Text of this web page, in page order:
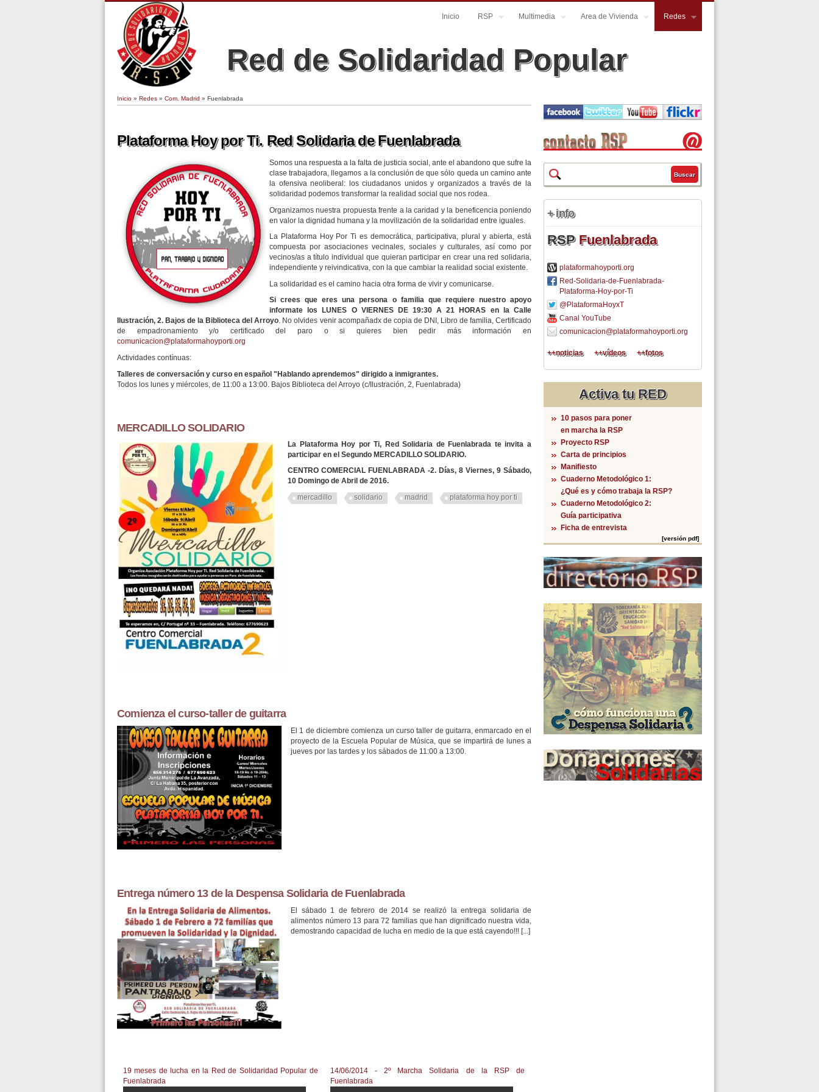
Red de Solidaridad Popular
Inicio RSP Multimedia Area de Vivienda Redes
Se encuentra usted aquí
Inicio » Redes » Com. Madrid » Fuenlabrada
Plataforma Hoy por Ti. Red Solidaria de Fuenlabrada
Somos una respuesta a la falta de justicia social, ante el abandono que sufre la
clase trabajadora, llegamos a la conclusión de que sólo queda un camino ante
la ofensiva neoliberal: los ciudadanos unidos y organizados a través de la
solidaridad podemos transformar la realidad social que nos rodea.
Organizamos nuestra propuesta frente a la caridad y la beneficencia poniendo
en valor la dignidad humana y la movilización de la solidaridad entre iguales.
La Plataforma Hoy Por Ti es democrática, participativa, plural y abierta, está
compuesta por asociaciones vecinales, sociales y culturales, así como por
vecinos/as a título individual que quieran participar en crear una red solidaria,
independiente y reivindicativa, con la que cambiar la realidad social existente.
La solidaridad es el camino hacia otra forma de vivir y comunicarse.
Si crees que eres una persona o familia que requiere nuestro apoyo
informate los LUNES O VIERNES DE 19:30 A 21 HORAS en la Calle
Ilustración, 2. Bajos de la Biblioteca del Arroyo. No olvides venir acompañadx de copia de DNI, Libro de familia, Certificado
de empadronamiento y/o certificado del paro o si quieres bien pedir más información en
comunicacion@plataformahoyporti.org
Actividades contínuas:
Talleres de conversación y curso en español "Hablando aprendemos" dirigido a inmigrantes.
Todos los lunes y miércoles, de 11:00 a 13:00. Bajos Biblioteca del Arroyo (c/Ilustración, 2, Fuenlabrada)
MERCADILLO SOLIDARIO
La Plataforma Hoy por Ti, Red Solidaria de Fuenlabrada te invita a
participar en el Segundo MERCADILLO SOLIDARIO.
CENTRO COMERCIAL FUENLABRADA -2. Días, 8 Viernes, 9 Sábado,
10 Domingo de Abril de 2016.
mercadillo
solidario madrid plataforma hoy por ti
Comienza el curso-taller de guitarra
El 1 de diciembre comienza un curso taller de guitarra, enmarcado en el
proyecto de la Escuela Popular de Música, que se impartirá de lunes a
jueves por las tardes y los sábados de 11:00 a 13:00.
Entrega número 13 de la Despensa Solidaria de Fuenlabrada
El sábado 1 de febrero de 2014 se realizó la entrega solidaria de
alimentos número 13 para 72 familias que han dignificado nuestra vida,
demostrando capacidad de lucha en medio de la que está cayendo!!! [...]
19 meses de lucha en la Red de Solidaridad Popular de
Fuenlabrada
14/06/2014 - 2º Marcha Solidaria de la RSP de
Fuenlabrada
Formulario de búsqueda
Buscar
+ info
RSP Fuenlabrada
plataformahoyporti.org
Red-Solidaria-de-Fuenlabrada-
Plataforma-Hoy-por-Ti
@PlataformaHoyxT
Canal YouTube
comunicacion@plataformahoyporti.org
++noticias ++vídeos ++fotos
Activa tu RED
10 pasos para poner
en marcha la RSP
Proyecto RSP
Carta de principios
Manifiesto
Cuaderno Metodológico 1:
¿Qué es y cómo trabaja la RSP?
Cuaderno Metodológico 2:
Guía participativa
Ficha de entrevista
[versión pdf]